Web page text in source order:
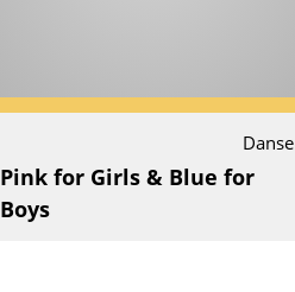
Danse
Pink for Girls & Blue for
Boys